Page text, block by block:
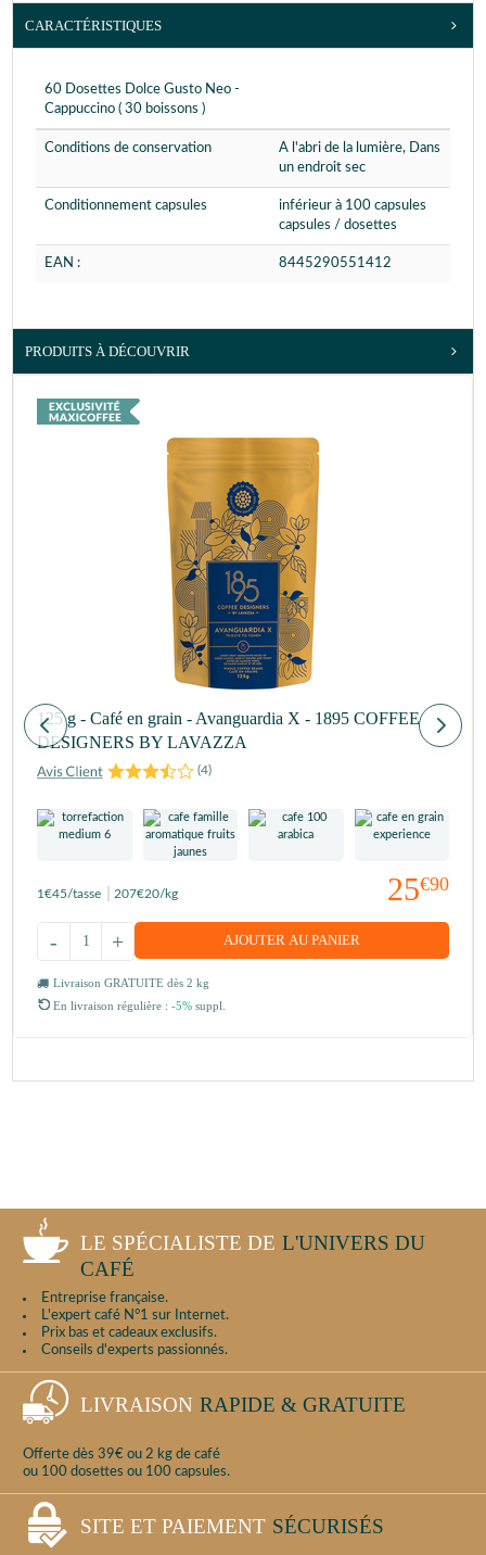
CARACTÉRISTIQUES
60 Dosettes Dolce Gusto Neo -
Cappuccino ( 30 boissons )
Conditions de conservation
A l'abri de la lumière, Dans
un endroit sec
Conditionnement capsules
inférieur à 100 capsules
capsules / dosettes
EAN : 8445290551412
PRODUITS À DÉCOUVRIR
125 g - Café en grain - Avanguardia X - 1895 COFFEE
DESIGNERS BY LAVAZZA
(4)
25€90
1€45/tasse 207€20/kg
+
- AJOUTER AU PANIER
Livraison GRATUITE dès 2 kg
En livraison régulière : -5% suppl.
LE SPÉCIALISTE DE L'UNIVERS DU
CAFÉ
Entreprise française.
L'expert café N°1 sur Internet.
Prix bas et cadeaux exclusifs.
Conseils d'experts passionnés.
LIVRAISON RAPIDE & GRATUITE
Offerte dès 39€ ou 2 kg de café
ou 100 dosettes ou 100 capsules.
SITE ET PAIEMENT SÉCURISÉS